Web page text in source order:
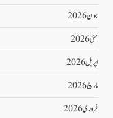
جون 2026
مئی 2026
اپریل 2026
مارچ 2026
فروری 2026